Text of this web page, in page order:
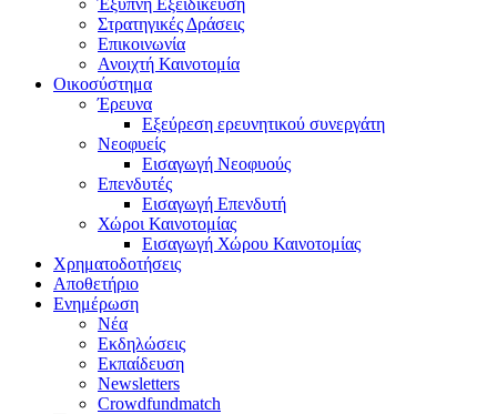
Έξυπνη Εξειδίκευση
Στρατηγικές Δράσεις
Επικοινωνία
Ανοιχτή Καινοτομία
Οικοσύστημα
Έρευνα
Εξεύρεση ερευνητικού συνεργάτη
Νεοφυείς
Εισαγωγή Νεοφυούς
Επενδυτές
Εισαγωγή Επενδυτή
Χώροι Καινοτομίας
Εισαγωγή Χώρου Καινοτομίας
Χρηματοδοτήσεις
Αποθετήριο
Ενημέρωση
Νέα
Εκδηλώσεις
Εκπαίδευση
Newsletters
Crowdfundmatch